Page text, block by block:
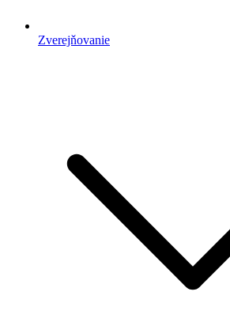
Zverejňovanie